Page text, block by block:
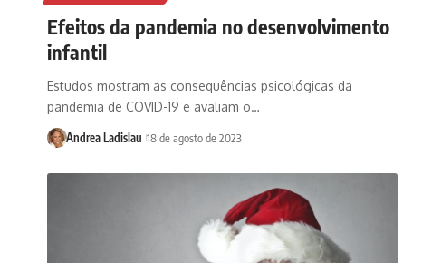
Efeitos da pandemia no desenvolvimento
infantil
Estudos mostram as consequências psicológicas da
pandemia de COVID-19 e avaliam o…
Andrea Ladislau 18 de agosto de 2023